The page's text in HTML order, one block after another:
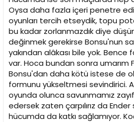
Oysa daha fazla içeri penetre
oyunları tercih etseydik, topu
bu kadar zorlanmazdık diye
değinmek gerekirse Bonsu'nun
yakından alâkası bile yok. Bence
var. Hoca bundan sonra umarım
Bonsu'dan daha kötü istese de
formunu yükseltmesi sevindirici.
oyunda olunca savunmamız
edersek zaten çarpılırız da
hücumda da katkı sağlamıyor.